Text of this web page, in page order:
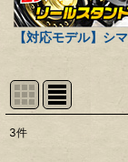
【対応モデル】シ
3件